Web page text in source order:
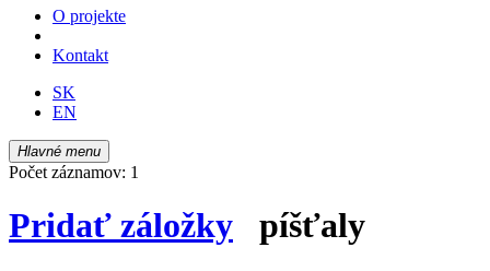
O projekte
Kontakt
SK
EN
Hlavné menu
Počet záznamov: 1
Pridať záložky píšťaly